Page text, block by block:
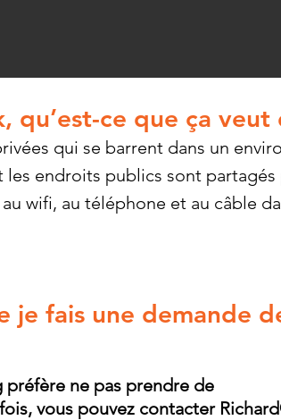
qu’est-ce que ça veut
qui se barrent dans un
les endroits publics sont
wifi, au téléphone et au câble
je fais une demande
ne pas prendre de
vous pouvez contacter